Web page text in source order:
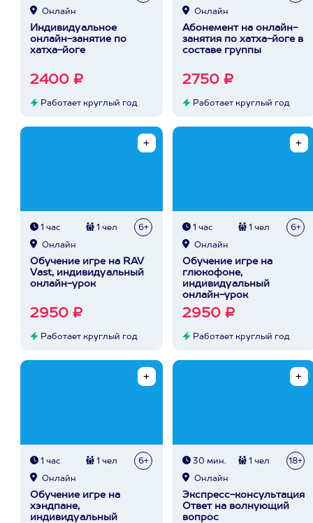
Онлайн
Индивидуальное
онлайн-занятие по
хатха-йоге
2400 ₽
Работает круглый год
Онлайн
Абонемент на онлайн-
занятия по хатха-йоге в
составе группы
2750 ₽
Работает круглый год
1 час 1 чел 6+
Онлайн
Обучение игре на RAV
Vast, индивидуальный
онлайн-урок
2950 ₽
Работает круглый год
1 час 1 чел 6+
Онлайн
Обучение игре на
глюкофоне,
индивидуальный
онлайн-урок
2950 ₽
Работает круглый год
1 час 1 чел 6+
Онлайн
Обучение игре на
хэндпане,
индивидуальный
30 мин. 1 чел 18+
Онлайн
Экспресс-консультация
Ответ на волнующий
вопрос